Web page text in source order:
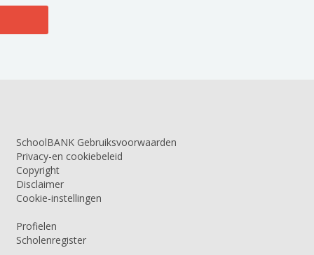
SchoolBANK Gebruiksvoorwaarden
Privacy-en cookiebeleid
Copyright
Disclaimer
Cookie-instellingen
Profielen
Scholenregister